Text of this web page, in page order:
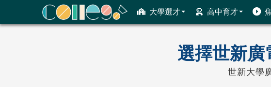
大學選才 高中育才
ColleGo! 大學選才與高中育才輔助系統
選擇世新廣
世新大學